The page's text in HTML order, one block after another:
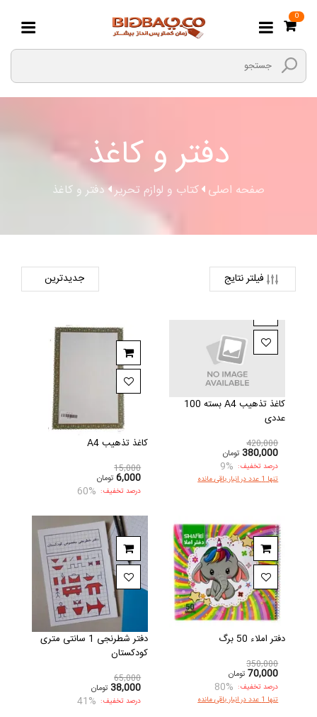
0
دفتر و کاغذ
صفحه اصلی کتاب و لوازم تحریر دفتر و کاغذ
فیلتر نتایج
کاغذ تذهیب A4 بسته 100
عددی
420,000
380,000 تومان
درصد تخفیف: 9%
تنها 1 عدد در انبار باقی مانده
کاغذ تذهیب A4
15,000
6,000 تومان
درصد تخفیف: 60%
دفتر املاء 50 برگ
350,000
70,000 تومان
درصد تخفیف: 80%
تنها 1 عدد در انبار باقی مانده
دفتر شطرنجی 1 سانتی متری
کودکستان
65,000
38,000 تومان
درصد تخفیف: 41%